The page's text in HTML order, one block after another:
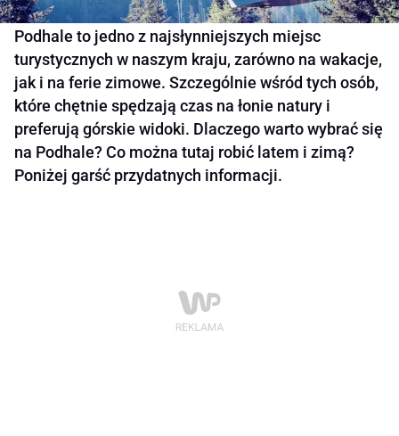
Podhale to jedno z najsłynniejszych miejsc
turystycznych w naszym kraju, zarówno na wakacje,
jak i na ferie zimowe. Szczególnie wśród tych osób,
które chętnie spędzają czas na łonie natury i
preferują górskie widoki. Dlaczego warto wybrać się
na Podhale? Co można tutaj robić latem i zimą?
Poniżej garść przydatnych informacji.